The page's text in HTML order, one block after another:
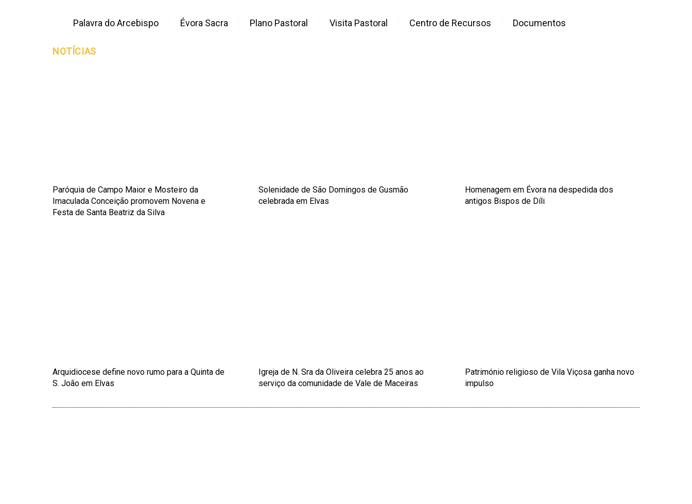
Palavra do Arcebispo Évora Sacra Plano Pastoral Visita Pastoral Centro de Recursos Documentos
NOTÍCIAS
Paróquia de Campo Maior e Mosteiro da
Imaculada Conceição promovem Novena e
Festa de Santa Beatriz da Silva
Solenidade de São Domingos de Gusmão
celebrada em Elvas
Homenagem em Évora na despedida dos
antigos Bispos de Díli
Arquidiocese define novo rumo para a Quinta de
S. João em Elvas
Igreja de N. Sra da Oliveira celebra 25 anos ao
serviço da comunidade de Vale de Maceiras
Património religioso de Vila Viçosa ganha novo
impulso